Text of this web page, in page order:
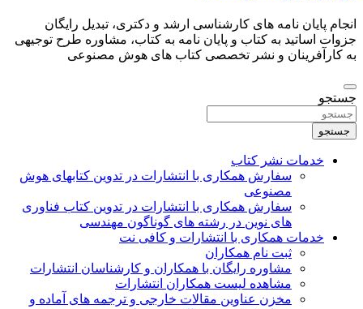
انجام پایان نامه های کارشناسی ارشد و دکتری، تبدیل رایگان
جزوات اساتید به کتاب و پایان نامه به کتاب، مشاوره طرح توجیهی
به کارآفرینان و نشر تخصصی کتاب های هوش مصنوعی
جستجو
جستجو
خدمات نشر کتاب
سفارش همکاری با انتشارات در تدوین کتابهای هوش
مصنوعی
سفارش همکاری با انتشارات در تدوین کتاب فناوری
های نوین در رشته های گوناگون مهندسی
خدمات همکاری با انتشارات و کافی نت
ثبت نام همکاران
مشاوره رایگان با همکاران و کارشناسان انتشارات
مشاهده لیست همکاران انتشارات
مخزن عناوین مقالات خارجی و ترجمه های آماده و